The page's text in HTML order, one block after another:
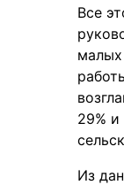
Все
29%
Из